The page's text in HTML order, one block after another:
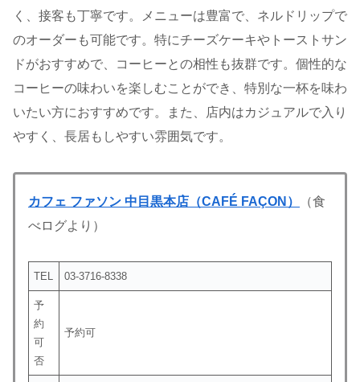
く、接客も丁寧です。メニューは豊富で、ネルドリップで
のオーダーも可能です。特にチーズケーキやトーストサン
ドがおすすめで、コーヒーとの相性も抜群です。個性的な
コーヒーの味わいを楽しむことができ、特別な一杯を味わ
いたい方におすすめです。また、店内はカジュアルで入り
やすく、長居もしやすい雰囲気です。
カフェ ファソン 中目黒本店（CAFÉ FAÇON）
（食
べログより）
TEL 03-3716-8338
予
約
可
否
予約可